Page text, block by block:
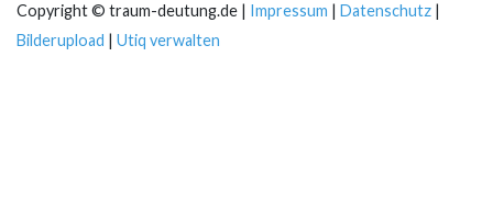
Copyright © traum-deutung.de | Impressum Datenschutz
Bilderupload
Utiq verwalten